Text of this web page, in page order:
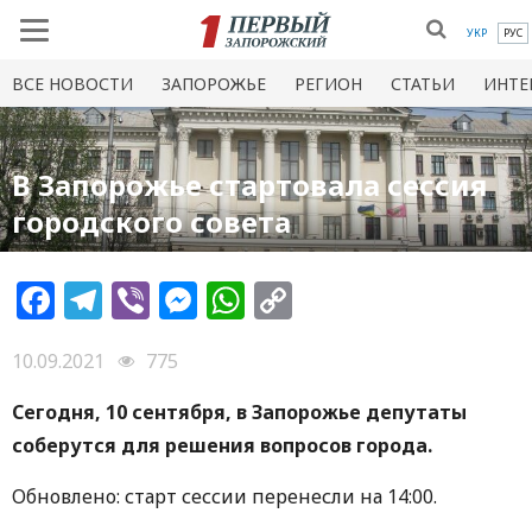
УКР РУС
ВСЕ НОВОСТИ ЗАПОРОЖЬЕ РЕГИОН СТАТЬИ
В Запорожье стартовала сессия
городского совета
Facebook
Telegram
ViberMessenger
WhatsApp
10.09.2021
775
Сегодня, 10 сентября, в Запорожье депутаты
соберутся для решения вопросов города.
Обновлено: старт сессии перенесли на 14:00.